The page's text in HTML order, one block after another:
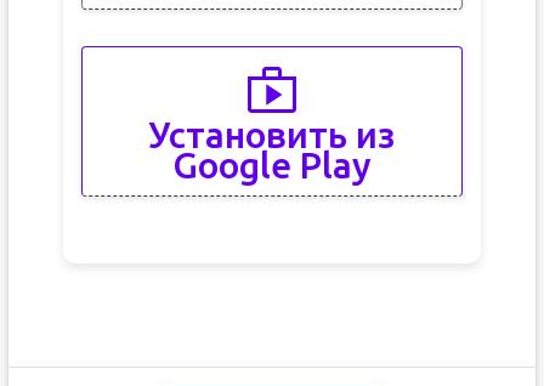
Установить из
Google Play